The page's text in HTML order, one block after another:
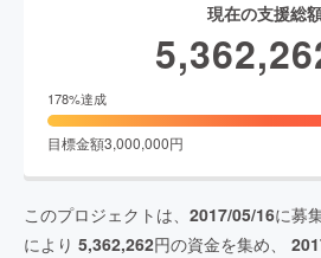
現在の支援総
178%達成
目標金額3,000,000円
このプロジェクトは、 2017/05/16に募
により 5,362,262円の資金を集め、